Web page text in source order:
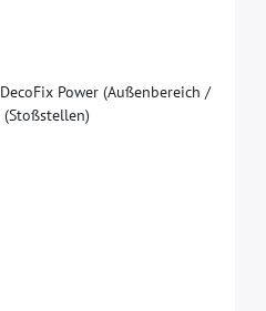
DecoFix Power (Außenbereich /
(Stoßstellen)